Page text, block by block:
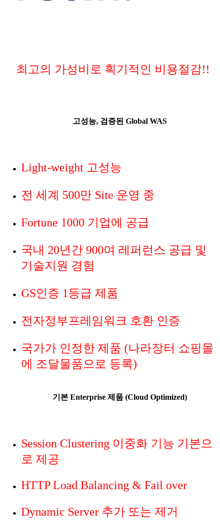
최고의 가성비로 획기적인 비용절감!!
고성능, 검증된 Global WAS
Light-weight 고성능
전 세계 500만 Site 운영 중
Fortune 1000 기업에 공급
국내 20년간 900여 레퍼런스 공급 및
기술지원 경험
GS인증 1등급 제품
전자정부프레임워크 호환 인증
국가가 인정한 제품 (나라장터 쇼핑몰
에 조달물품으로 등록)
기본 Enterprise 제품 (Cloud Optimized)
Session Clustering 이중화 기능 기본으
로 제공
HTTP Load Balancing & Fail over
Dynamic Server 추가 또는 제거